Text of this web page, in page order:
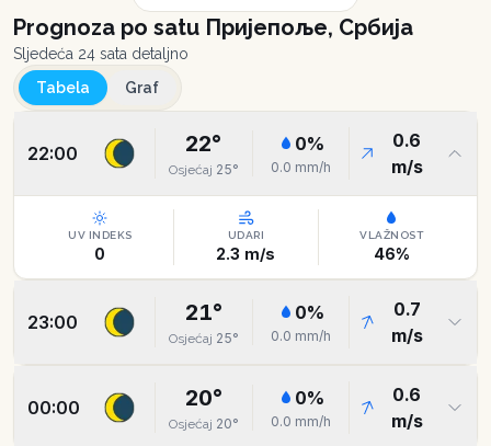
Prognoza po satu Пријепоље, Србија
Sljedeća 24 sata detaljno
Tabela
Graf
22:00 22°
Osjećaj 25°
0%
0.0 mm/h
0.6
m/s
UV INDEKS
0
UDARI
2.3 m/s
VLAŽNOST
46%
23:00 21°
Osjećaj 25°
0%
0.0 mm/h
0.7
m/s
00:00 20°
Osjećaj 20°
0%
0.0 mm/h
0.6
m/s